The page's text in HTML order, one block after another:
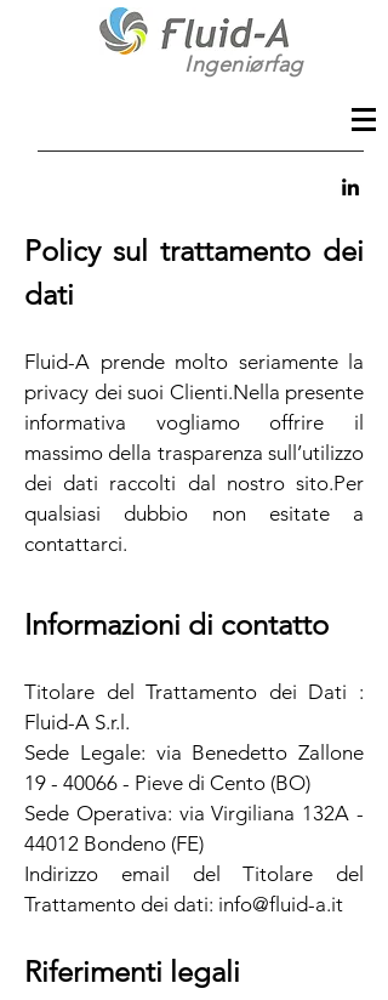
Ingeniørfag
Policy sul trattamento dei
dati
Fluid-A prende molto seriamente la
privacy dei suoi Clienti.Nella presente
informativa vogliamo offrire il
massimo della trasparenza sull’utilizzo
dei dati raccolti dal nostro sito.Per
qualsiasi dubbio non esitate a
contattarci.
Informazioni di contatto
Titolare del Trattamento dei Dati :
Fluid-A S.r.l.
Sede Legale: via Benedetto Zallone
19 - 40066 - Pieve di Cento (BO)
Sede Operativa: via Virgiliana 132A -
44012 Bondeno (FE)
Indirizzo email del Titolare del
Trattamento dei dati: info@fluid-a.it
Riferimenti legali